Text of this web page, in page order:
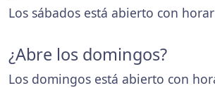
Los sábados está abierto con
¿Abre los domingos?
Los domingos está abierto con